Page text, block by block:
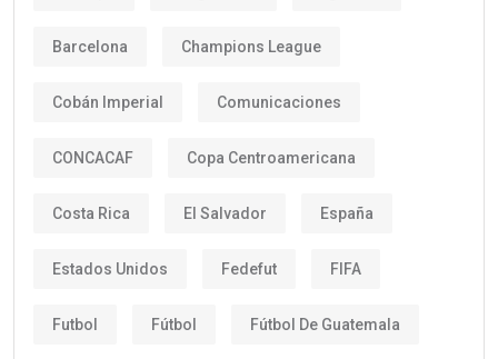
Barcelona Champions League
Cobán Imperial Comunicaciones
CONCACAF Copa Centroamericana
Costa Rica El Salvador España
Estados Unidos Fedefut FIFA
Futbol Fútbol Fútbol De Guatemala